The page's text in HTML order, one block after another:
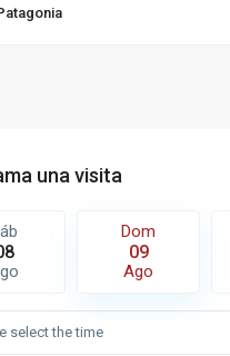
una visita
Dom
09
Ago